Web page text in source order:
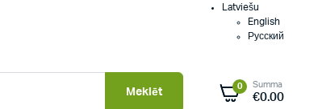
Latviešu
English
Русский
Meklēt 0 Summa
€0.00